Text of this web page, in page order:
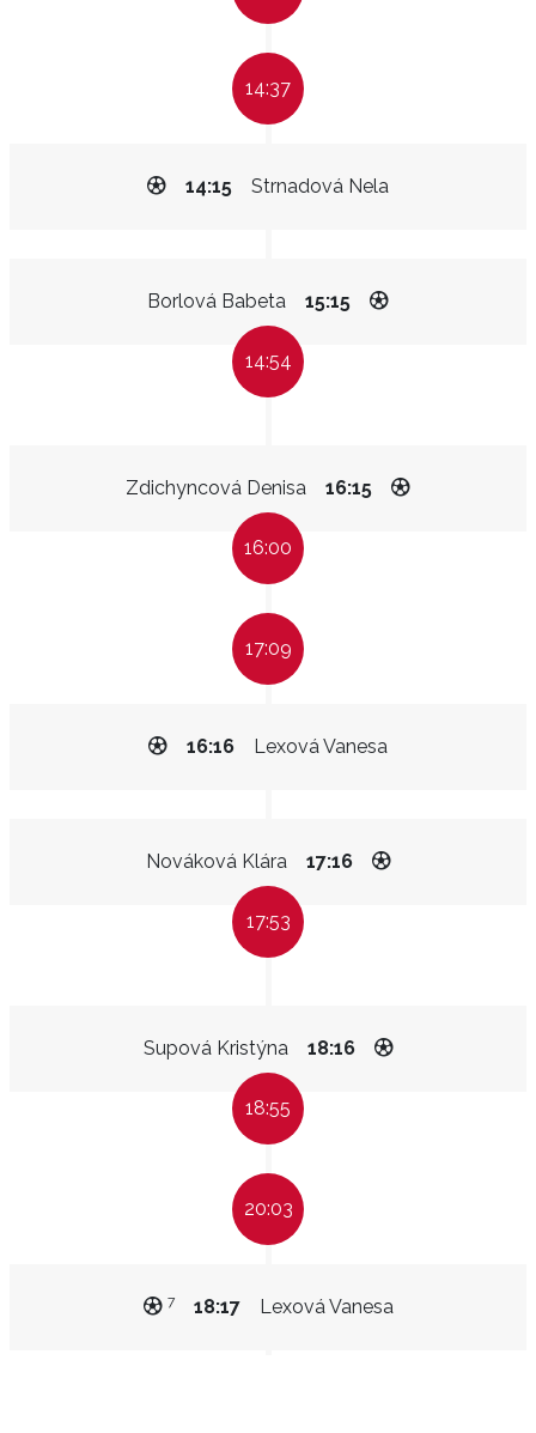
14:37
Strnadová Nela
14:15
Borlová Babeta 15:15
14:54
Zdichyncová Denisa 16:15
16:00
17:09
Lexová Vanesa
16:16
Nováková Klára 17:16
17:53
Supová Kristýna 18:16
18:55
20:03
Lexová Vanesa
18:17
7